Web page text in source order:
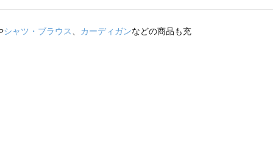
シャツ・ブラウス カーディガンなどの商品も充